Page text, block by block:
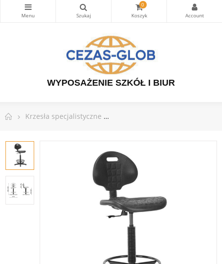
0
WYPOSAŻENIE SZKÓŁ I BIUR
Krzesła specjalistyczne